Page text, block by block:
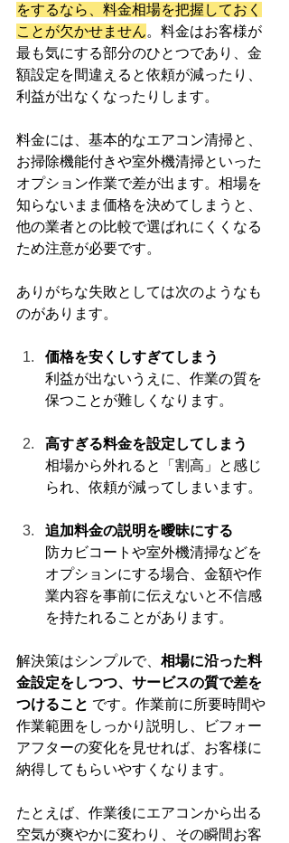
をするなら、料金相場を把握しておく
ことが欠かせません。料金はお客様が
最も気にする部分のひとつであり、金
額設定を間違えると依頼が減ったり、
利益が出なくなったりします。
料金には、基本的なエアコン清掃と、
お掃除機能付きや室外機清掃といった
オプション作業で差が出ます。相場を
知らないまま価格を決めてしまうと、
他の業者との比較で選ばれにくくなる
ため注意が必要です。
ありがちな失敗としては次のようなも
のがあります。
価格を安くしすぎてしまう
利益が出ないうえに、作業の質を
保つことが難しくなります。
高すぎる料金を設定してしまう
相場から外れると「割高」と感じ
られ、依頼が減ってしまいます。
追加料金の説明を曖昧にする
防カビコートや室外機清掃などを
オプションにする場合、金額や作
業内容を事前に伝えないと不信感
を持たれることがあります。
解決策はシンプルで、 相場に沿った料
金設定をしつつ、サービスの質で差を
つけること です。作業前に所要時間や
作業範囲をしっかり説明し、ビフォー
アフターの変化を見せれば、お客様に
納得してもらいやすくなります。
たとえば、作業後にエアコンから出る
空気が爽やかに変わり、その瞬間お客